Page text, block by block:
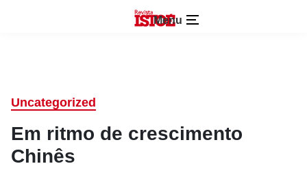
Menu
Uncategorized
Em ritmo de crescimento
Chinês